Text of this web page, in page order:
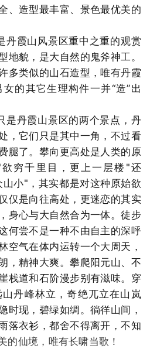
、造型最丰富、景色最优美的
霞山风景区重中之重的观赏
地貌，是大自然的鬼斧神工。
多类似的山石造型，唯有丹霞
的其它生理构件一并“造”出
丹霞山景区的两个景点，丹
，它们只是其中一角，不过看
腿了。攀向更高处是人类的原
穷千里目，更上一层楼"还
小"，其实都是对这种原始欲
仅是向往高处，更迷恋的其实
身心与大自然合为一体。徒步
何尝不是一种不由自主的深呼
空气在体内运转一个大周天，
，精神大爽。攀爬阳元山、不
栈道和石阶漫步别有滋味。穿
丹峰林立，奇绝兀立在山岚
时现，碧绿如绸。徜徉山间，
落衣衫，都舍不得离开，不知
的仙境，唯有长啸当歌！